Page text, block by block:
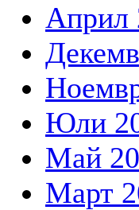
Април
Юли
Май
Март